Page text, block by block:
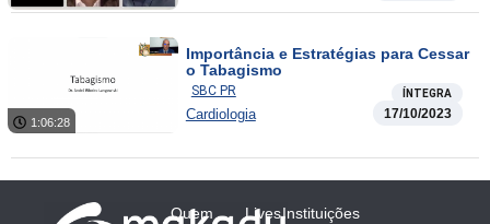
1:06:28
Importância e Estratégias para Cessar
o Tabagismo
SBC PR ÍNTEGRA
Cardiologia 17/10/2023
Quem
LivesInstituições